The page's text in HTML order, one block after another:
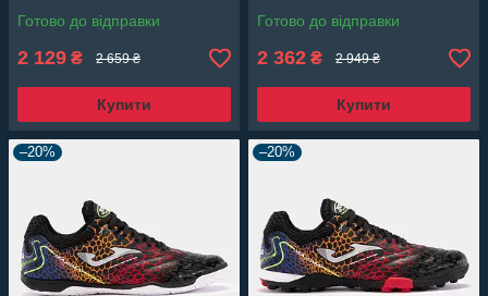
Готово до відправки
2 129 ₴ 2 659 ₴
Купити
Готово до відправки
2 362 ₴ 2 949 ₴
Купити
–20% –20%